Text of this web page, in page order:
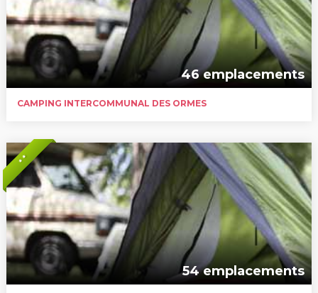
46 emplacements
CAMPING INTERCOMMUNAL DES ORMES
* *
54 emplacements